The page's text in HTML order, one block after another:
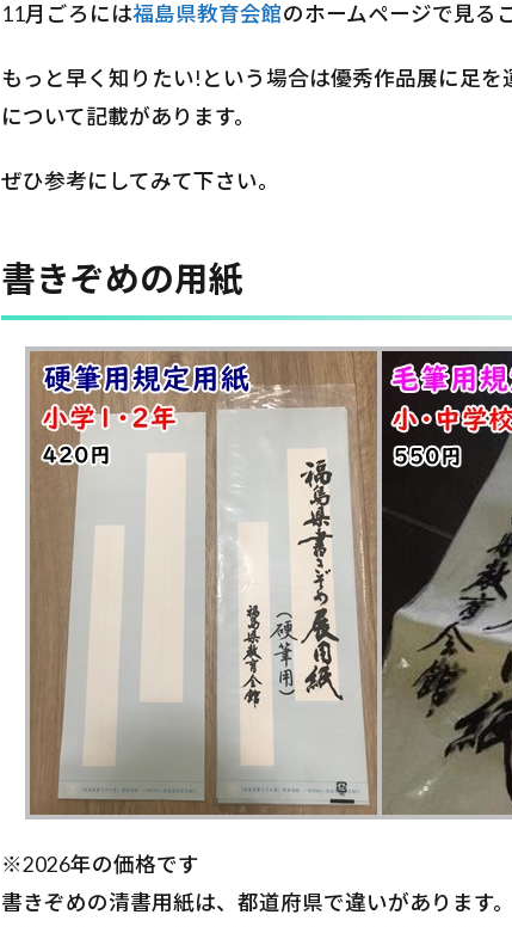
11月ごろには福島県教育会館のホームページで見る
もっと早く知りたい!という場合は優秀作品展に足
について記載があります。
ぜひ参考にしてみて下さい。
書きぞめの用紙
※2026年の価格です
書きぞめの清書用紙は、都道府県で違いがあります。